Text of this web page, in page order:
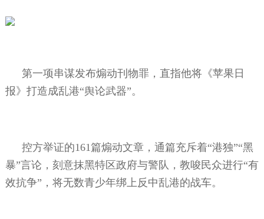
第一项串谋发布煽动刊物罪，直指他将《苹果日
报》打造成乱港“舆论武器”。
控方举证的161篇煽动文章，通篇充斥着“港独”“黑
暴”言论，刻意抹黑特区政府与警队，教唆民众进行“有
效抗争”，将无数青少年绑上反中乱港的战车。